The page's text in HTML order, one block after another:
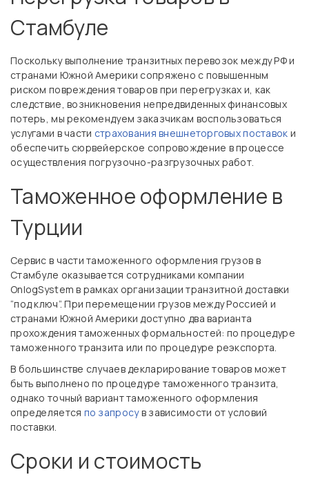
Стамбуле
Поскольку выполнение транзитных перевозок между РФ и
странами Южной Америки сопряжено с повышенным
риском повреждения товаров при перегрузках и, как
следствие, возникновения непредвиденных финансовых
потерь, мы рекомендуем заказчикам воспользоваться
услугами в части страхования внешнеторговых поставок и
обеспечить сюрвейерское сопровождение в процессе
осуществления погрузочно-разгрузочных работ.
Таможенное оформление в
Турции
Сервис в части таможенного оформления грузов в
Стамбуле оказывается сотрудниками компании
OnlogSystem в рамках организации транзитной доставки
“под ключ”. При перемещении грузов между Россией и
странами Южной Америки доступно два варианта
прохождения таможенных формальностей: по процедуре
таможенного транзита или по процедуре реэкспорта.
В большинстве случаев декларирование товаров может
быть выполнено по процедуре таможенного транзита,
однако точный вариант таможенного оформления
определяется по запросув зависимости от условий
поставки.
Сроки и стоимость